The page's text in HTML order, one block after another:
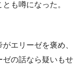
も噂になった。
エリーゼを褒め、
ゼの話なら疑いもせ